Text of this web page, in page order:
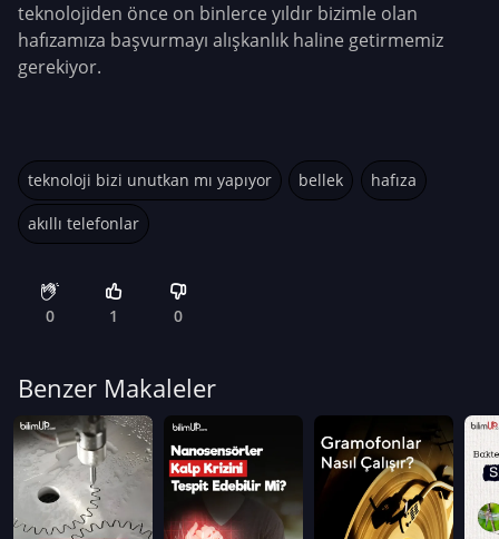
teknolojiden önce on binlerce yıldır bizimle olan
hafızamıza başvurmayı alışkanlık haline getirmemiz
gerekiyor.
teknoloji bizi unutkan mı yapıyor bellek hafıza
akıllı telefonlar
0 1 0
Benzer Makaleler